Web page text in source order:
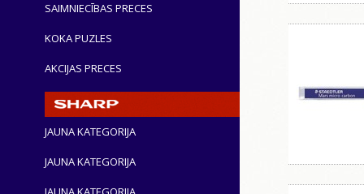
SAIMNIECĪBAS PRECES
KOKA PUZLES
AKCIJAS PRECES
JAUNA KATEGORIJA
JAUNA KATEGORIJA